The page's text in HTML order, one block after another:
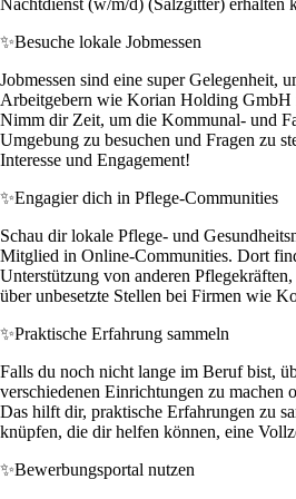
Nachtdienst (w/m/d) (Salzgitter) erhalten
✨Besuche lokale Jobmessen
Jobmessen sind eine super Gelegenheit,
Arbeitgebern wie Korian Holding GmbH
Nimm dir Zeit, um die Kommunal- und
Umgebung zu besuchen und Fragen zu
Interesse und Engagement!
✨Engagier dich in Pflege-Communities
Schau dir lokale Pflege- und
Mitglied in Online-Communities. Dort
Unterstützung von anderen
über unbesetzte Stellen bei Firmen wie
✨Praktische Erfahrung sammeln
Falls du noch nicht lange im Beruf bist,
verschiedenen Einrichtungen zu machen
Das hilft dir, praktische Erfahrungen zu
knüpfen, die dir helfen können, eine
✨Bewerbungsportal nutzen